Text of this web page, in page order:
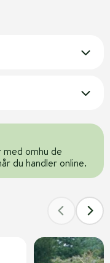
omhu de
du handler online.